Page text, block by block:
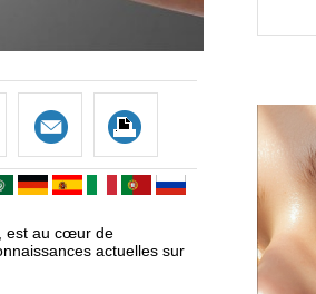
est au cœur de
actuelles sur